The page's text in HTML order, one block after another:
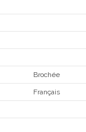
Brochée
Français